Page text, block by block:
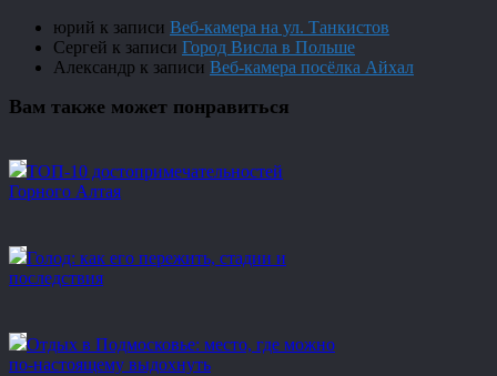
юрий к записи Веб-камера на ул. Танкистов
Сергей к записи Город Висла в Польше
Александр к записи Веб-камера посёлка Айхал
Вам также может понравиться
ТОП-10 достопримечательностей
Горного Алтая
Голод: как его пережить, стадии и
последствия
Отдых в Подмосковье: место, где можно
по-настоящему выдохнуть